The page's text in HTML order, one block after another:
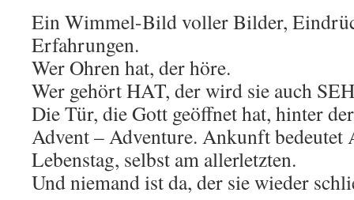
Ein Wimmel-Bild voller Bilder,
Erfahrungen.
Wer Ohren hat, der höre.
Wer gehört HAT, der wird sie auch
Die Tür, die Gott geöffnet hat, hinter
Advent – Adventure. Ankunft bedeutet
Lebenstag, selbst am allerletzten.
Und niemand ist da, der sie wieder